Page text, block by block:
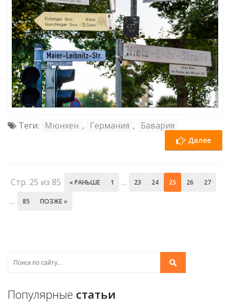
Теги: Мюнхен , Германия , Бавария
Далее
Стр. 25 из 85 « РАНЬШЕ 1 … 23 24 25 26 27
… 85 ПОЗЖЕ »
Популярные статьи